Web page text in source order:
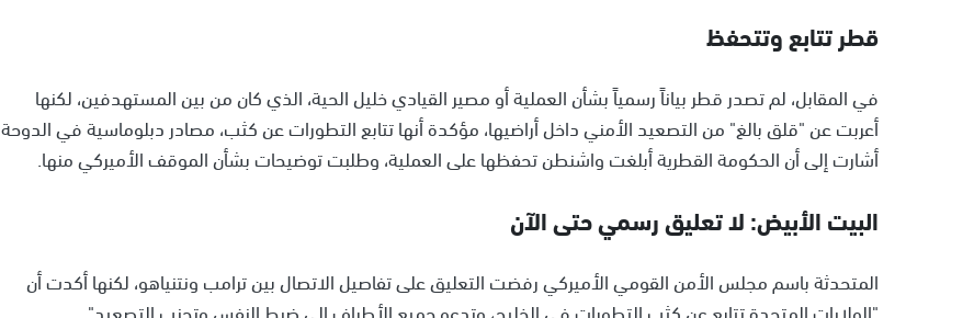
قطر تتابع وتتحفظ
في المقابل، لم تصدر قطر بياناً رسمياً بشأن العملية أو مصير القيادي خليل الحية، الذي كان من بين المستهدفين، لكنها
أعربت عن "قلق بالغ" من التصعيد الأمني داخل أراضيها، مؤكدة أنها تتابع التطورات عن كثب، مصادر دبلوماسية في الدوحة
أشارت إلى أن الحكومة القطرية أبلغت واشنطن تحفظها على العملية، وطلبت توضيحات بشأن الموقف الأميركي منها.
البيت الأبيض: لا تعليق رسمي حتى الآن
المتحدثة باسم مجلس الأمن القومي الأميركي رفضت التعليق على تفاصيل الاتصال بين ترامب ونتنياهو، لكنها أكدت أن